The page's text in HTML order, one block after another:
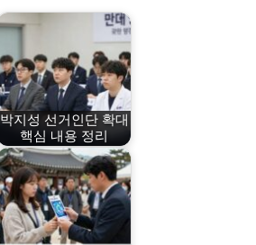
박지성 선거인단 확대
핵심 내용 정리